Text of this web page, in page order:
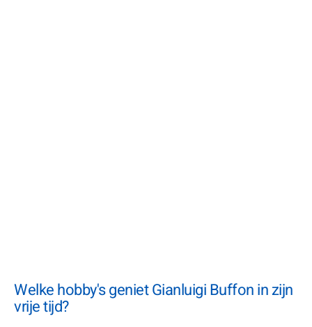
Welke hobby's geniet Gianluigi Buffon in zijn
vrije tijd?